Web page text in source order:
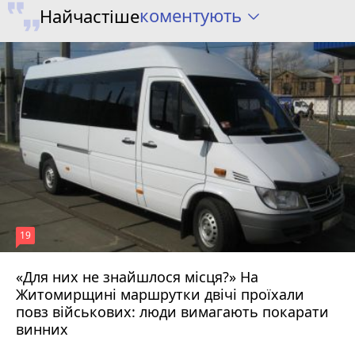
Найчастішекоментують
«Для них не знайшлося місця?» На
Житомирщині маршрутки двічі проїхали
повз військових: люди вимагають покарати
винних
19
17 липня 2026 р.